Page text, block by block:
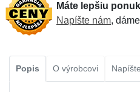
Máte lepšiu
Napíšte nám,
Popis O výrobcovi